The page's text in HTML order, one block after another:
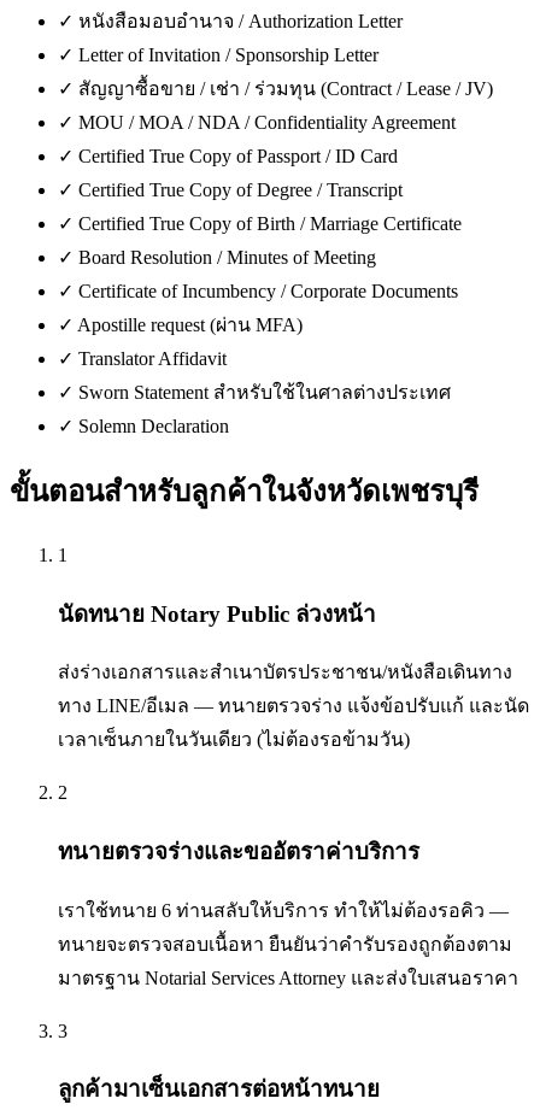
✓ หนังสือมอบอำนาจ / Authorization Letter
✓ Letter of Invitation / Sponsorship Letter
✓ สัญญาซื้อขาย / เช่า / ร่วมทุน (Contract / Lease / JV)
✓ MOU / MOA / NDA / Confidentiality Agreement
✓ Certified True Copy of Passport / ID Card
✓ Certified True Copy of Degree / Transcript
✓ Certified True Copy of Birth / Marriage Certificate
✓ Board Resolution / Minutes of Meeting
✓ Certificate of Incumbency / Corporate Documents
✓ Apostille request (ผ่าน MFA)
✓ Translator Affidavit
✓ Sworn Statement สำหรับใช้ในศาลต่างประเทศ
✓ Solemn Declaration
ขั้นตอนสำหรับลูกค้าในจังหวัดเพชรบุรี
1
นัดทนาย Notary Public ล่วงหน้า
ส่งร่างเอกสารและสำเนาบัตรประชาชน/หนังสือเดินทาง
ทาง LINE/อีเมล — ทนายตรวจร่าง แจ้งข้อปรับแก้ และนัด
เวลาเซ็นภายในวันเดียว (ไม่ต้องรอข้ามวัน)
2
ทนายตรวจร่างและขออัตราค่าบริการ
เราใช้ทนาย 6 ท่านสลับให้บริการ ทำให้ไม่ต้องรอคิว —
ทนายจะตรวจสอบเนื้อหา ยืนยันว่าคำรับรองถูกต้องตาม
มาตรฐาน Notarial Services Attorney และส่งใบเสนอราคา
3
ลูกค้ามาเซ็นเอกสารต่อหน้าทนาย